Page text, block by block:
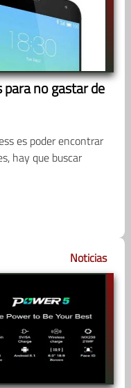
para no gastar de
es poder encontrar
hay que buscar
Noticias